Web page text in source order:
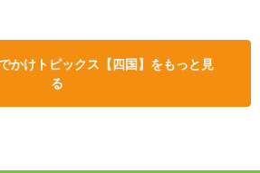
かけトピックス【四国】をもっと見
る